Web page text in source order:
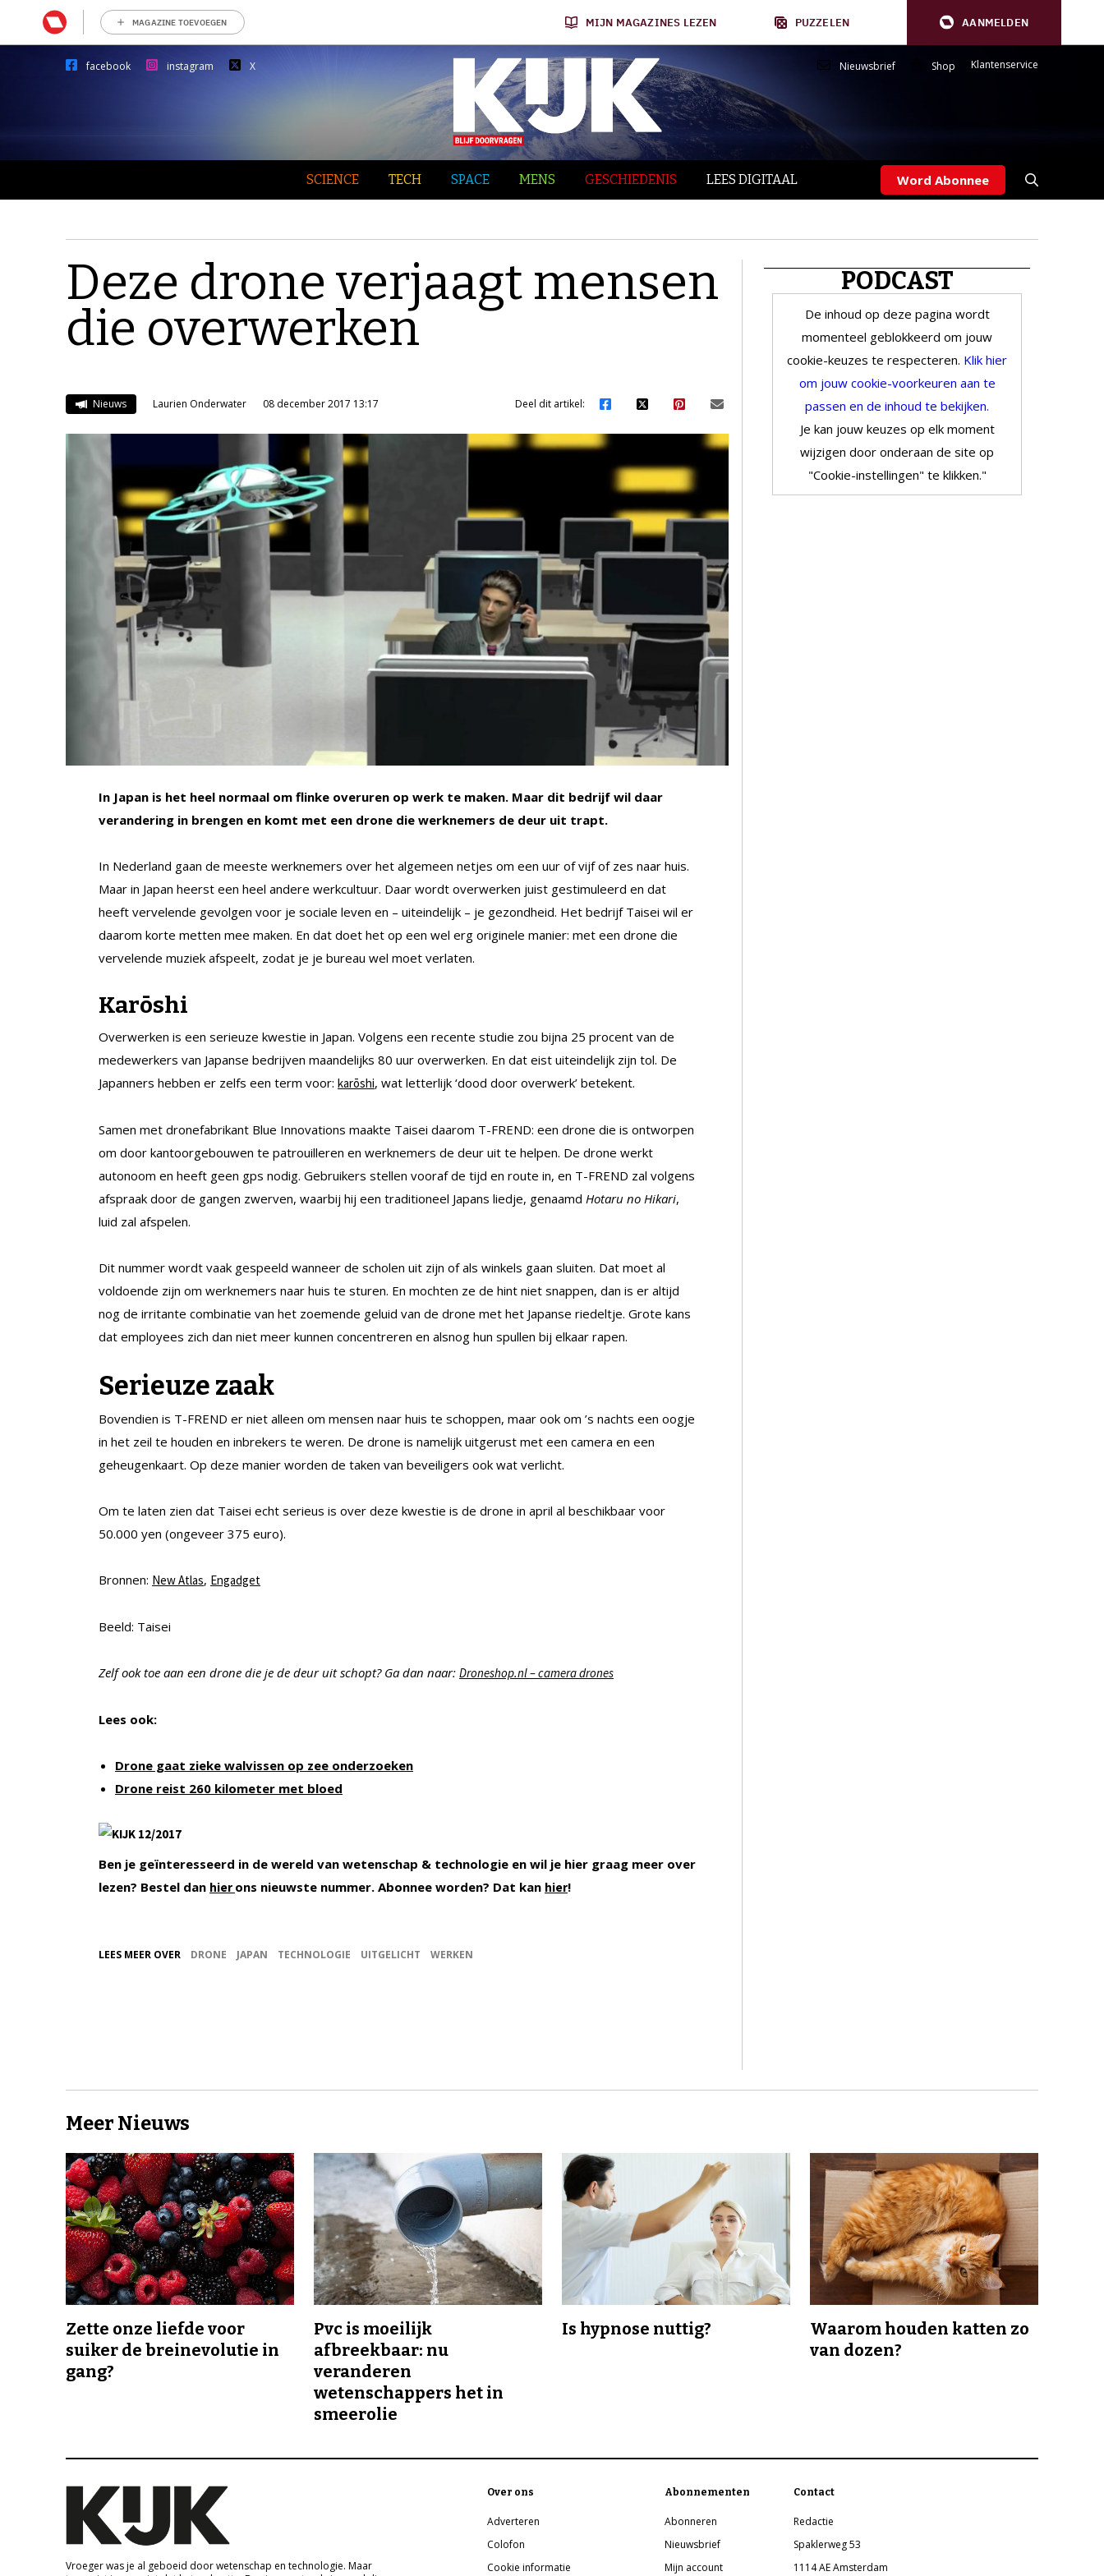
MAGAZINE TOEVOEGEN MIJN MAGAZINES LEZEN PUZZELEN AANMELDEN
facebook instagram X Nieuwsbrief Shop Klantenservice
SCIENCE TECH SPACE MENS GESCHIEDENIS LEES DIGITAAL Word Abonnee
Deze drone verjaagt mensen
die overwerken
Nieuws Laurien Onderwater 08 december 2017 13:17 Deel dit artikel:
In Japan is het heel normaal om flinke overuren op werk te maken. Maar dit bedrijf wil daar
verandering in brengen en komt met een drone die werknemers de deur uit trapt.
In Nederland gaan de meeste werknemers over het algemeen netjes om een uur of vijf of zes naar huis.
Maar in Japan heerst een heel andere werkcultuur. Daar wordt overwerken juist gestimuleerd en dat
heeft vervelende gevolgen voor je sociale leven en – uiteindelijk – je gezondheid. Het bedrijf Taisei wil er
daarom korte metten mee maken. En dat doet het op een wel erg originele manier: met een drone die
vervelende muziek afspeelt, zodat je je bureau wel moet verlaten.
Karōshi
Overwerken is een serieuze kwestie in Japan. Volgens een recente studie zou bijna 25 procent van de
medewerkers van Japanse bedrijven maandelijks 80 uur overwerken. En dat eist uiteindelijk zijn tol. De
Japanners hebben er zelfs een term voor: karōshi, wat letterlijk ‘dood door overwerk’ betekent.
Samen met dronefabrikant Blue Innovations maakte Taisei daarom T-FREND: een drone die is ontworpen
om door kantoorgebouwen te patrouilleren en werknemers de deur uit te helpen. De drone werkt
autonoom en heeft geen gps nodig. Gebruikers stellen vooraf de tijd en route in, en T-FREND zal volgens
afspraak door de gangen zwerven, waarbij hij een traditioneel Japans liedje, genaamd Hotaru no Hikari,
luid zal afspelen.
Dit nummer wordt vaak gespeeld wanneer de scholen uit zijn of als winkels gaan sluiten. Dat moet al
voldoende zijn om werknemers naar huis te sturen. En mochten ze de hint niet snappen, dan is er altijd
nog de irritante combinatie van het zoemende geluid van de drone met het Japanse riedeltje. Grote kans
dat employees zich dan niet meer kunnen concentreren en alsnog hun spullen bij elkaar rapen.
Serieuze zaak
Bovendien is T-FREND er niet alleen om mensen naar huis te schoppen, maar ook om ’s nachts een oogje
in het zeil te houden en inbrekers te weren. De drone is namelijk uitgerust met een camera en een
geheugenkaart. Op deze manier worden de taken van beveiligers ook wat verlicht.
Om te laten zien dat Taisei echt serieus is over deze kwestie is de drone in april al beschikbaar voor
50.000 yen (ongeveer 375 euro).
Bronnen: New Atlas, Engadget
Beeld: Taisei
Zelf ook toe aan een drone die je de deur uit schopt? Ga dan naar: Droneshop.nl – camera drones
Lees ook:
Drone gaat zieke walvissen op zee onderzoeken
Drone reist 260 kilometer met bloed
Ben je geïnteresseerd in de wereld van wetenschap & technologie en wil je hier graag meer over
lezen? Bestel dan hier ons nieuwste nummer. Abonnee worden? Dat kan hier!
LEES MEER OVER DRONE JAPAN TECHNOLOGIE UITGELICHT WERKEN
PODCAST
De inhoud op deze pagina wordt
momenteel geblokkeerd om jouw
cookie-keuzes te respecteren. Klik hier
om jouw cookie-voorkeuren aan te
passen en de inhoud te bekijken.
Je kan jouw keuzes op elk moment
wijzigen door onderaan de site op
"Cookie-instellingen" te klikken."
Meer Nieuws
Zette onze liefde voor
suiker de breinevolutie in
gang?
Pvc is moeilijk
afbreekbaar: nu
veranderen
wetenschappers het in
smeerolie
Is hypnose nuttig?
Waarom houden katten zo
van dozen?
Vroeger was je al geboeid door wetenschap en technologie. Maar
Over ons
Adverteren
Colofon
Cookie informatie
Abonnementen
Abonneren
Nieuwsbrief
Mijn account
Contact
Redactie
Spaklerweg 53
1114 AE Amsterdam